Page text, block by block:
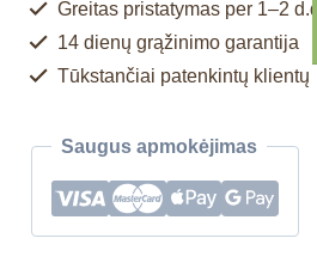
Greitas pristatymas per 1–2 d.d.
14 dienų grąžinimo garantija
Tūkstančiai patenkintų klientų
Saugus apmokėjimas